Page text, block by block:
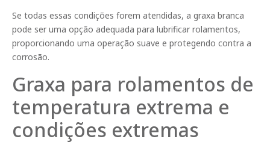
Se todas essas condições forem atendidas, a graxa branca
pode ser uma opção adequada para lubrificar rolamentos,
proporcionando uma operação suave e protegendo contra a
corrosão.
Graxa para rolamentos de
temperatura extrema e
condições extremas